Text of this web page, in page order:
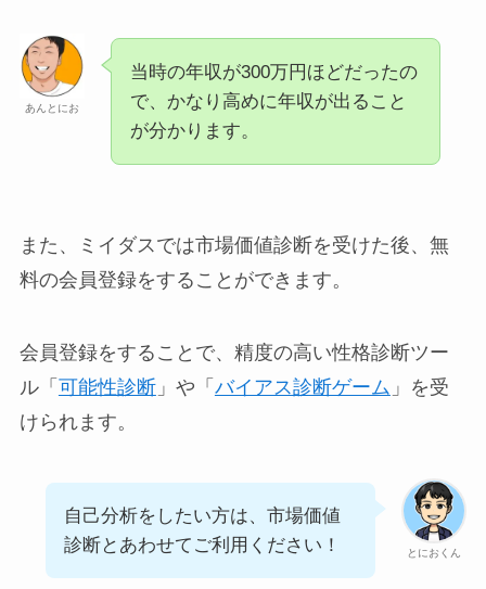
あんとにお
当時の年収が300万円ほどだったの
で、かなり高めに年収が出ること
が分かります。
また、ミイダスでは市場価値診断を受けた後、無
料の会員登録をすることができます。
会員登録をすることで、精度の高い性格診断ツー
ル「 可能性診断」や「 バイアス診断ゲーム 」を受
けられます。
とにおくん
自己分析をしたい方は、市場価値
診断とあわせてご利用ください！